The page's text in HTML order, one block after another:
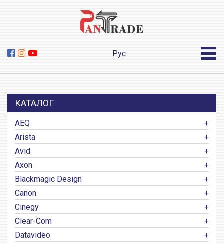
Рус
КАТАЛОГ
AEQ
Arista
Avid
Axon
Blackmagic Design
Canon
Cinegy
Clear-Com
Datavideo